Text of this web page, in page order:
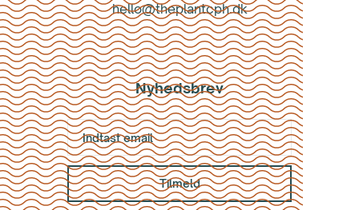
hello@theplantcph.dk
Nyhedsbrev